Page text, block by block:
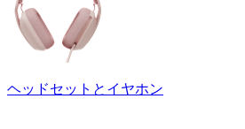
ヘッドセットとイヤホン